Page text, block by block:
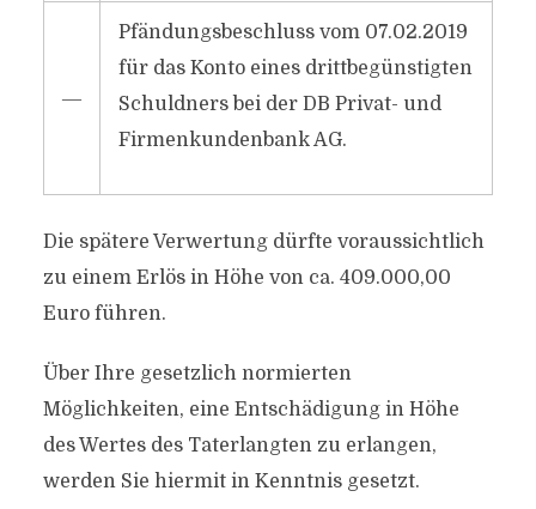
―
Pfändungsbeschluss vom 07.02.2019
für das Konto eines drittbegünstigten
Schuldners bei der DB Privat- und
Firmenkundenbank AG.
Die spätere Verwertung dürfte voraussichtlich
zu einem Erlös in Höhe von ca. 409.000,00
Euro führen.
Über Ihre gesetzlich normierten
Möglichkeiten, eine Entschädigung in Höhe
des Wertes des Taterlangten zu erlangen,
werden Sie hiermit in Kenntnis gesetzt.